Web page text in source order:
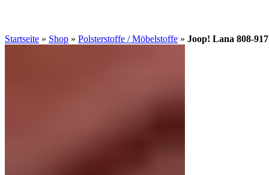
Startseite » Shop » Polsterstoffe / Möbelstoffe » Joop! Lana 808-